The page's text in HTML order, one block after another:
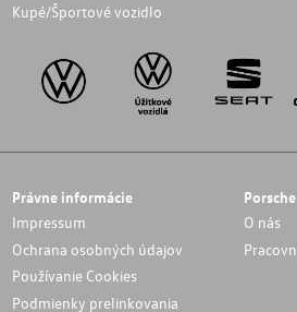
Kupé/Športové vozidlo
Právne informácie
Impressum
Ochrana osobných údajov
Používanie Cookies
Podmienky prelinkovania
O nás